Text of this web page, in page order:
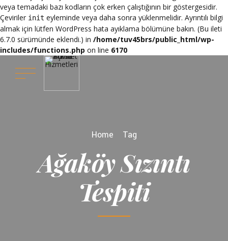
veya temadaki bazı kodların çok erken çalıştığının bir göstergesidir.
Çeviriler init eyleminde veya daha sonra yüklenmelidir. Ayrıntılı bilgi
almak için lütfen WordPress hata ayıklama bölümüne bakın. (Bu ileti
6.7.0 sürümünde eklendi.) in /home/tuv45brs/public_html/wp-
includes/functions.php on line 6170
Home Tag
Ağaköy Sızıntı
Tespiti